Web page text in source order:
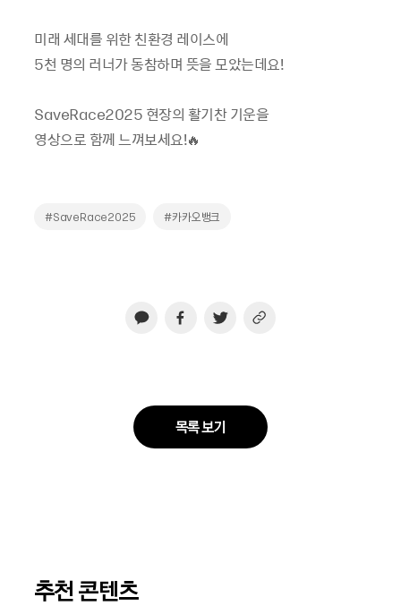
미래 세대를 위한 친환경 레이스에
5천 명의 러너가 동참하며 뜻을 모았는데요! ⠀
SaveRace2025 현장의 활기찬 기운을
영상으로 함께 느껴보세요!🔥
#SaveRace2025 #카카오뱅크
목록 보기
추천 콘텐츠